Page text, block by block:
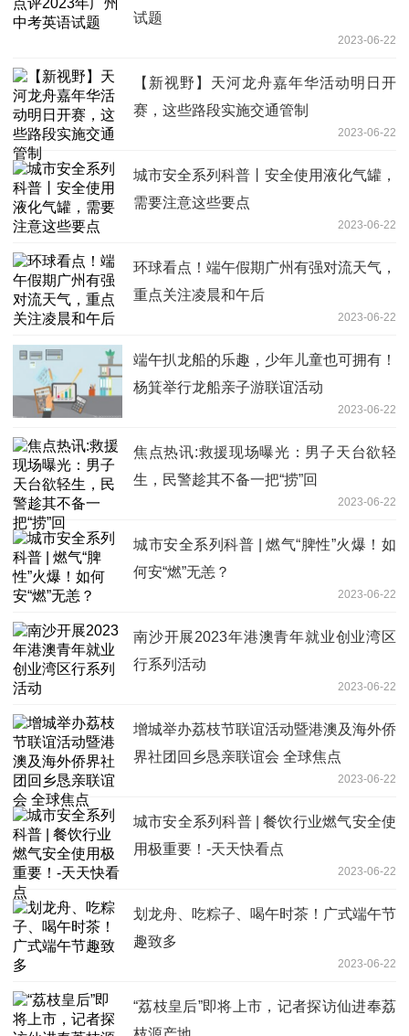
试题
2023-06-22
【新视野】天河龙舟嘉年华活动明日开
赛，这些路段实施交通管制
2023-06-22
城市安全系列科普丨安全使用液化气罐，
需要注意这些要点
2023-06-22
环球看点！端午假期广州有强对流天气，
重点关注凌晨和午后
2023-06-22
端午扒龙船的乐趣，少年儿童也可拥有！
杨箕举行龙船亲子游联谊活动
2023-06-22
焦点热讯:救援现场曝光：男子天台欲轻
生，民警趁其不备一把“捞”回
2023-06-22
城市安全系列科普 | 燃气“脾性”火爆！如
何安“燃”无恙？
2023-06-22
南沙开展2023年港澳青年就业创业湾区
行系列活动
2023-06-22
增城举办荔枝节联谊活动暨港澳及海外侨
界社团回乡恳亲联谊会 全球焦点
2023-06-22
城市安全系列科普 | 餐饮行业燃气安全使
用极重要！-天天快看点
2023-06-22
划龙舟、吃粽子、喝午时茶！广式端午节
趣致多
2023-06-22
“荔枝皇后”即将上市，记者探访仙进奉荔